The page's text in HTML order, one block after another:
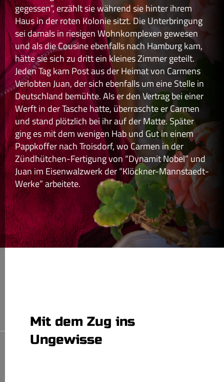
gegessen”, erzählt sie während sie hinter ihrem
Haus in der roten Kolonie sitzt. Die Unterbringung
sei damals in riesigen Wohnkomplexen gewesen
und als die Cousine ebenfalls nach Hamburg kam,
hätte sie sich zu dritt ein kleines Zimmer geteilt.
Jeden Tag kam Post aus der Heimat von Carmens
Verlobten Juan, der sich ebenfalls um eine Stelle in
Deutschland bemühte. Als er den Vertrag bei einer
Werft in der Tasche hatte, überraschte er Carmen
und stand plötzlich bei ihr auf der Matte. Später
ging es mit dem wenigen Hab und Gut in einem
Pappkoffer nach Troisdorf, wo Carmen in der
Zündhütchen-Fertigung von “Dynamit Nobel” und
Juan im Eisenwalzwerk der “Klöckner-Mannstaedt-
Werke” arbeitete.
Mit dem Zug ins
Ungewisse